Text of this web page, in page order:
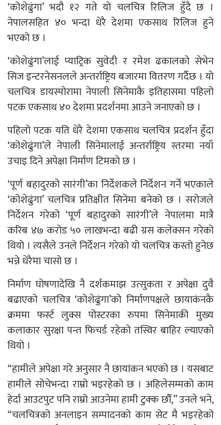
‘कोशेढुंगा’ भदौ १२ गते यो चलचित्र रिलिज हुँदै छ ।
नेपालसहित ४० भन्दा धेरै देशमा एकसाथ रिलिज हुने
भएको छ ।
‘कोशेढुंगा’लाई प्याट्रिक सुवेदी र रमेश ढकालको सेभेन
सिज इन्टरनेसनलले अन्तर्राष्ट्रिय बजारमा वितरण गर्दैछ । यो
चलचित्र डायस्पोरामा नेपाली सिनेमाकै इतिहासमा पहिलो
पटक एकसाथ ४० देशमा प्रदर्शनमा आउने जनाएको छ ।
पहिलो पटक यति धेरै देशमा एकसाथ चलचित्र प्रदर्शन हुँदा
‘कोशेढुंगा’ले नेपाली सिनेमालाई अन्तर्राष्ट्रिय स्तरमा नयाँ
उचाइ दिने अपेक्षा निर्माण टिमको छ ।
‘पूर्ण बहादुरको सारंगी’का निर्देशकले निर्देशन गर्ने भएकाले
‘कोशेढुंगा’ चलचित्र प्रतिक्षीत सिनेमा बनेको छ । सरोजले
निर्देशन गरेको ‘पूर्ण बहादुरको सारंगी’ले नेपालमा मात्रै
करिब ४७ करोड ५० लाखभन्दा बढी ग्रस कलेक्सन गरेको
थियो । त्यसैले उनले निर्देशन गरेको यो चलचित्र कस्तो हुनेछ
भन्ने धेरैमा चासो छ ।
निर्माण घोषणादेखि नै दर्शकमाझ उत्सुकता र अपेक्षा दुवै
बढाएको चलचित्र ‘कोशेढुंगा’को निर्माणपक्षले छायाकंनकै
क्रममा फर्स्ट लुक्स पोस्टरका रुपमा सिनेमाकी मुख्य
कलाकार सुरक्षा पन्त फिचर्ड रहेको तस्विर बाहिर ल्याएको
थियो ।
“हामीले अपेक्षा गरे अनुसार नै छायांकन भएको छ । यसबाट
हामीले सोचेभन्दा राम्रो भइरहेको छ । अहिलेसम्मको काम
हेर्दा आउटपुट पनि राम्रो आउनेमा हामी टुक्क छौँ,” उनले भने,
“चलचित्रको अनलाइन सम्पादनको काम सेट मै भइरहेको